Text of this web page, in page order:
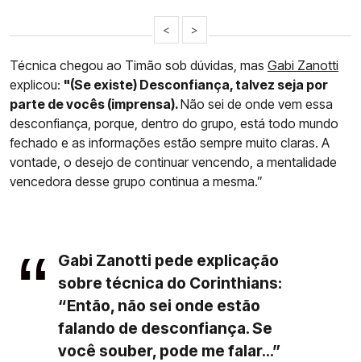
< >
Técnica chegou ao Timão sob dúvidas, mas Gabi Zanotti
explicou: "(Se existe) Desconfiança, talvez seja por
parte de vocês (imprensa).Não sei de onde vem essa
desconfiança, porque, dentro do grupo, está todo mundo
fechado e as informações estão sempre muito claras. A
vontade, o desejo de continuar vencendo, a mentalidade
vencedora desse grupo continua a mesma.”
Gabi Zanotti pede explicação
sobre técnica do Corinthians:
“Então, não sei onde estão
falando de desconfiança. Se
você souber, pode me falar...”